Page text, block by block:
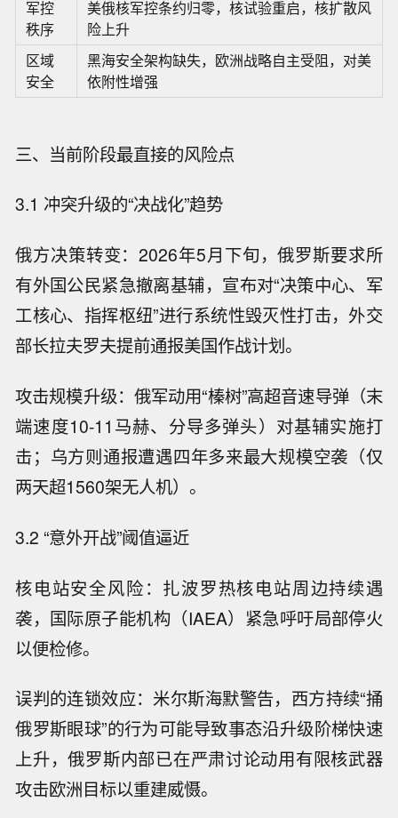
军控
秩序
美俄核军控条约归零，核试验重启，核扩散风
险上升
区域
安全
黑海安全架构缺失，欧洲战略自主受阻，对美
依附性增强
三、当前阶段最直接的风险点
3.1 冲突升级的“决战化”趋势
俄方决策转变：2026年5月下旬，俄罗斯要求所
有外国公民紧急撤离基辅，宣布对“决策中心、军
工核心、指挥枢纽”进行系统性毁灭性打击，外交
部长拉夫罗夫提前通报美国作战计划。
攻击规模升级：俄军动用“榛树”高超音速导弹（末
端速度10-11马赫、分导多弹头）对基辅实施打
击；乌方则通报遭遇四年多来最大规模空袭（仅
两天超1560架无人机）。
3.2 “意外开战”阈值逼近
核电站安全风险：扎波罗热核电站周边持续遇
袭，国际原子能机构（IAEA）紧急呼吁局部停火
以便检修。
误判的连锁效应：米尔斯海默警告，西方持续“捅
俄罗斯眼球”的行为可能导致事态沿升级阶梯快速
上升，俄罗斯内部已在严肃讨论动用有限核武器
攻击欧洲目标以重建威慑。